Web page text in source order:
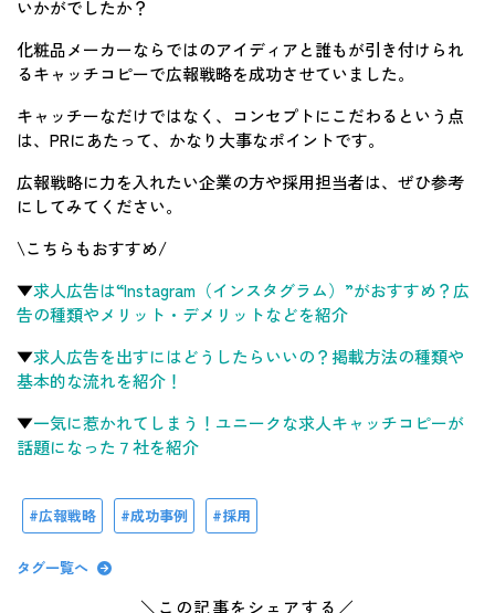
いかがでしたか？
化粧品メーカーならではのアイディアと誰もが引き付けられ
るキャッチコピーで広報戦略を成功させていました。
キャッチーなだけではなく、コンセプトにこだわるという点
は、PRにあたって、かなり大事なポイントです。
広報戦略に力を入れたい企業の方や採用担当者は、ぜひ参考
にしてみてください。
\こちらもおすすめ/
▼求人広告は“Instagram（インスタグラム）”がおすすめ？広
告の種類やメリット・デメリットなどを紹介
▼求人広告を出すにはどうしたらいいの？掲載方法の種類や
基本的な流れを紹介！
▼一気に惹かれてしまう！ユニークな求人キャッチコピーが
話題になった７社を紹介
広報戦略 成功事例 採用
タグ一覧へ
＼この記事をシェアする／